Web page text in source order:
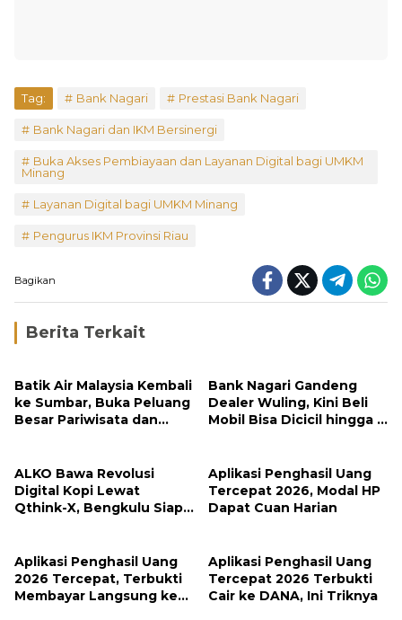
Tag: Bank Nagari Prestasi Bank Nagari
Bank Nagari dan IKM Bersinergi
Buka Akses Pembiayaan dan Layanan Digital bagi UMKM
Minang
Layanan Digital bagi UMKM Minang
Pengurus IKM Provinsi Riau
Bagikan
Berita Terkait
Batik Air Malaysia Kembali
ke Sumbar, Buka Peluang
Besar Pariwisata dan
Bank Nagari Gandeng
Dealer Wuling, Kini Beli
Mobil Bisa Dicicil hingga 5
ALKO Bawa Revolusi
Digital Kopi Lewat
Qthink-X, Bengkulu Siap
Aplikasi Penghasil Uang
Tercepat 2026, Modal HP
Dapat Cuan Harian
Aplikasi Penghasil Uang
2026 Tercepat, Terbukti
Membayar Langsung ke
Aplikasi Penghasil Uang
Tercepat 2026 Terbukti
Cair ke DANA, Ini Triknya